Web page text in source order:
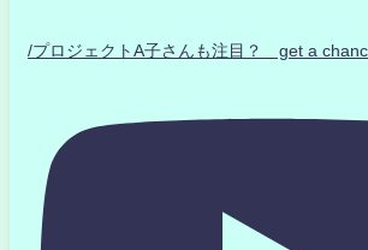
/プロジェクトA子さんも注目？ get a